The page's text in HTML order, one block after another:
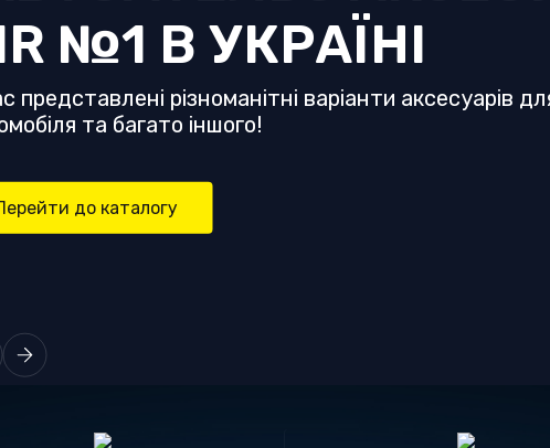
представлені різноманітні варіанти аксесуарів
та багато іншого!
до каталогу